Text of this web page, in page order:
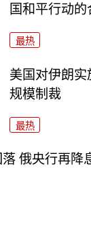
国和平行动的
最热
美国对伊朗
规模制裁
最热
俄央行再降